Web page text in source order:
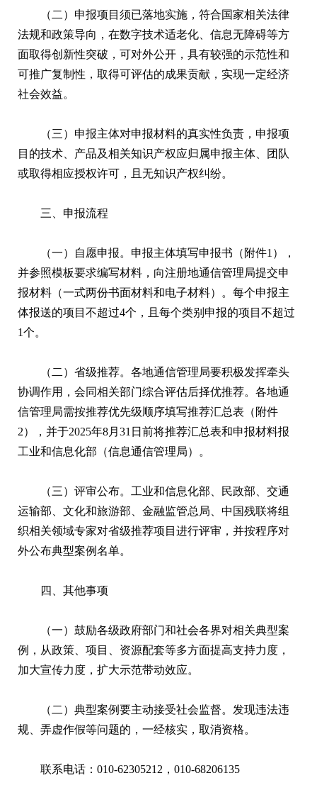
（二）申报项目须已落地实施，符合国家相关法律
法规和政策导向，在数字技术适老化、信息无障碍等方
面取得创新性突破，可对外公开，具有较强的示范性和
可推广复制性，取得可评估的成果贡献，实现一定经济
社会效益。
（三）申报主体对申报材料的真实性负责，申报项
目的技术、产品及相关知识产权应归属申报主体、团队
或取得相应授权许可，且无知识产权纠纷。
三、申报流程
（一）自愿申报。申报主体填写申报书（附件1），
并参照模板要求编写材料，向注册地通信管理局提交申
报材料（一式两份书面材料和电子材料）。每个申报主
体报送的项目不超过4个，且每个类别申报的项目不超过
1个。
（二）省级推荐。各地通信管理局要积极发挥牵头
协调作用，会同相关部门综合评估后择优推荐。各地通
信管理局需按推荐优先级顺序填写推荐汇总表（附件
2），并于2025年8月31日前将推荐汇总表和申报材料报
工业和信息化部（信息通信管理局）。
（三）评审公布。工业和信息化部、民政部、交通
运输部、文化和旅游部、金融监管总局、中国残联将组
织相关领域专家对省级推荐项目进行评审，并按程序对
外公布典型案例名单。
四、其他事项
（一）鼓励各级政府部门和社会各界对相关典型案
例，从政策、项目、资源配套等多方面提高支持力度，
加大宣传力度，扩大示范带动效应。
（二）典型案例要主动接受社会监督。发现违法违
规、弄虚作假等问题的，一经核实，取消资格。
联系电话：010-62305212，010-68206135